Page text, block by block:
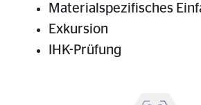
Materialspezifisches
Exkursion
IHK-Prüfung